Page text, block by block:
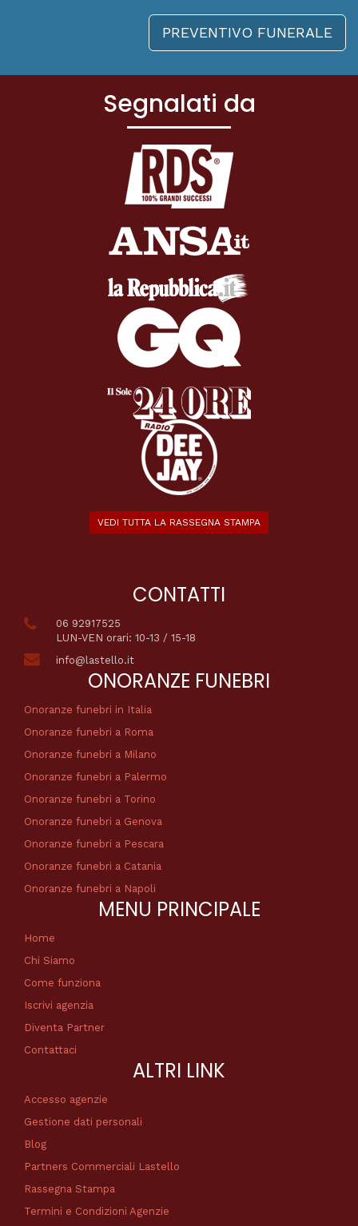
PREVENTIVO FUNERALE
Segnalati da
VEDI TUTTA LA RASSEGNA STAMPA
CONTATTI
06 92917525
LUN-VEN orari: 10-13 / 15-18
info@lastello.it
ONORANZE FUNEBRI
Onoranze funebri in Italia
Onoranze funebri a Roma
Onoranze funebri a Milano
Onoranze funebri a Palermo
Onoranze funebri a Torino
Onoranze funebri a Genova
Onoranze funebri a Pescara
Onoranze funebri a Catania
Onoranze funebri a Napoli
MENU PRINCIPALE
Home
Chi Siamo
Come funziona
Iscrivi agenzia
Diventa Partner
Contattaci
ALTRI LINK
Accesso agenzie
Gestione dati personali
Blog
Partners Commerciali Lastello
Rassegna Stampa
Termini e Condizioni Agenzie